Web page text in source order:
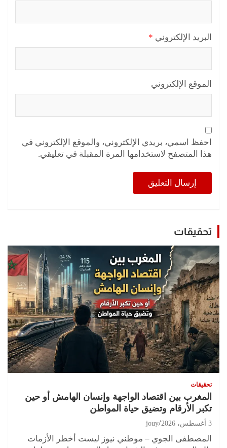
البريد الإلكتروني *
الموقع الإلكتروني
احفظ اسمي، بريدي الإلكتروني، والموقع الإلكتروني في
هذا المتصفح لاستخدامها المرة المقبلة في تعليقي.
تحقيقات
تحقيقات
المغرب بين اقتصاد الواجهة وإنسان الهامش أو حين
تكبر الأرقام وتضيق حياة المواطن
3 أغسطس، 2026 jouy
المصطفى الجوي – موطني نيوز ليست أخطر الأزمات